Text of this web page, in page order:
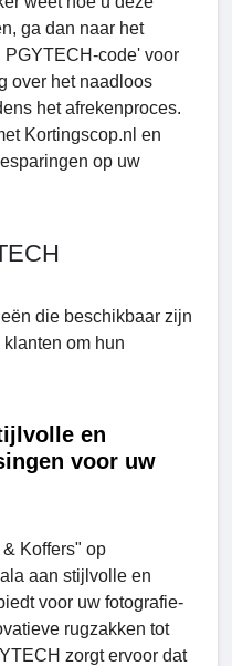
ga dan naar het
code' voor
over het naadloos
het afrekenproces.
Kortingscop.nl en
op uw
die beschikbaar zijn
om hun
en
voor uw
Koffers" op
aan stijlvolle en
voor uw fotografie-
rugzakken tot
zorgt ervoor dat